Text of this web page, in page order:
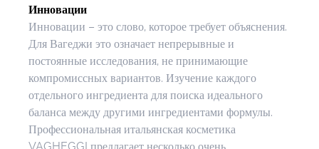
Инновации
Инновации – это слово, которое требует объяснения.
Для Вагеджи это означает непрерывные и
постоянные исследования, не принимающие
компромиссных вариантов. Изучение каждого
отдельного ингредиента для поиска идеального
баланса между другими ингредиентами формулы.
Профессиональная итальянская косметика